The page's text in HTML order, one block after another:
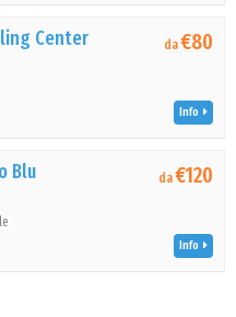
Center da€80
Info
Blu da€120
Info